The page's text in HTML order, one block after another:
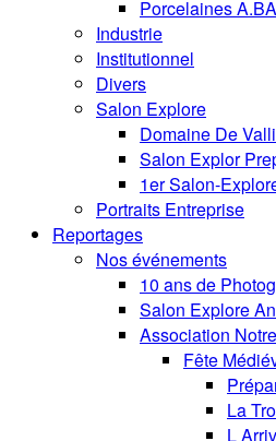
Porcelaines
Industrie
Institutionnel
Divers
Salon Explore
Domaine De
Salon Explor
1er Salon-
Portraits Entreprise
Reportages
Nos événements
10 ans de
Salon Explore
Association
Fête
La
L